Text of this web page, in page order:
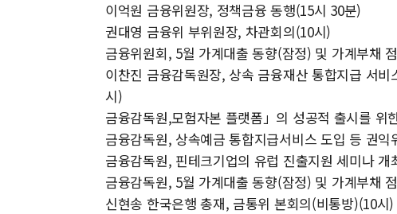
이억원 금융위원장, 정책금융 동행(15시 30분)
권대영 금융위 부위원장, 차관회의(10시)
금융위원회, 5월 가계대출 동향(잠정) 및 가계부채
이찬진 금융감독원장, 상속 금융재산 통합지급 서
시)
금융감독원,모험자본 플랫폼」의 성공적 출시를 위
금융감독원, 상속예금 통합지급서비스 도입 등 권
금융감독원, 핀테크기업의 유럽 진출지원 세미나 개
금융감독원, 5월 가계대출 동향(잠정) 및 가계부채
신현송 한국은행 총재, 금통위 본회의(비통방)(10시)